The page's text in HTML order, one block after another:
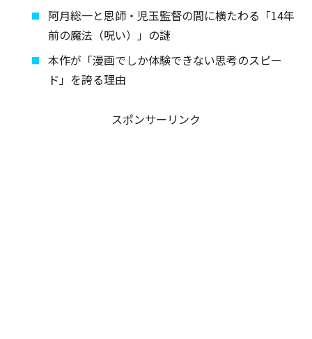
阿月総一と恩師・児玉監督の間に横たわる「14年
前の魔法（呪い）」の謎
本作が「漫画でしか体験できない思考のスピー
ド」を誇る理由
スポンサーリンク